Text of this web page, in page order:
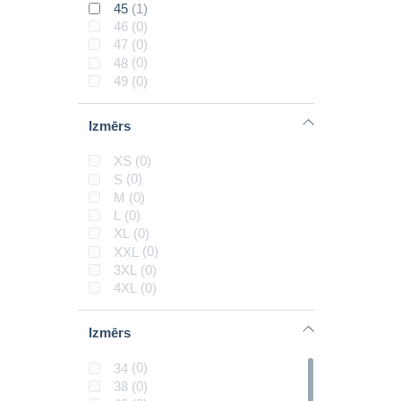
45 (1)
46 (0)
47 (0)
48 (0)
49 (0)
Izmērs
XS (0)
S (0)
M (0)
L (0)
XL (0)
XXL (0)
3XL (0)
4XL (0)
Izmērs
34 (0)
38 (0)